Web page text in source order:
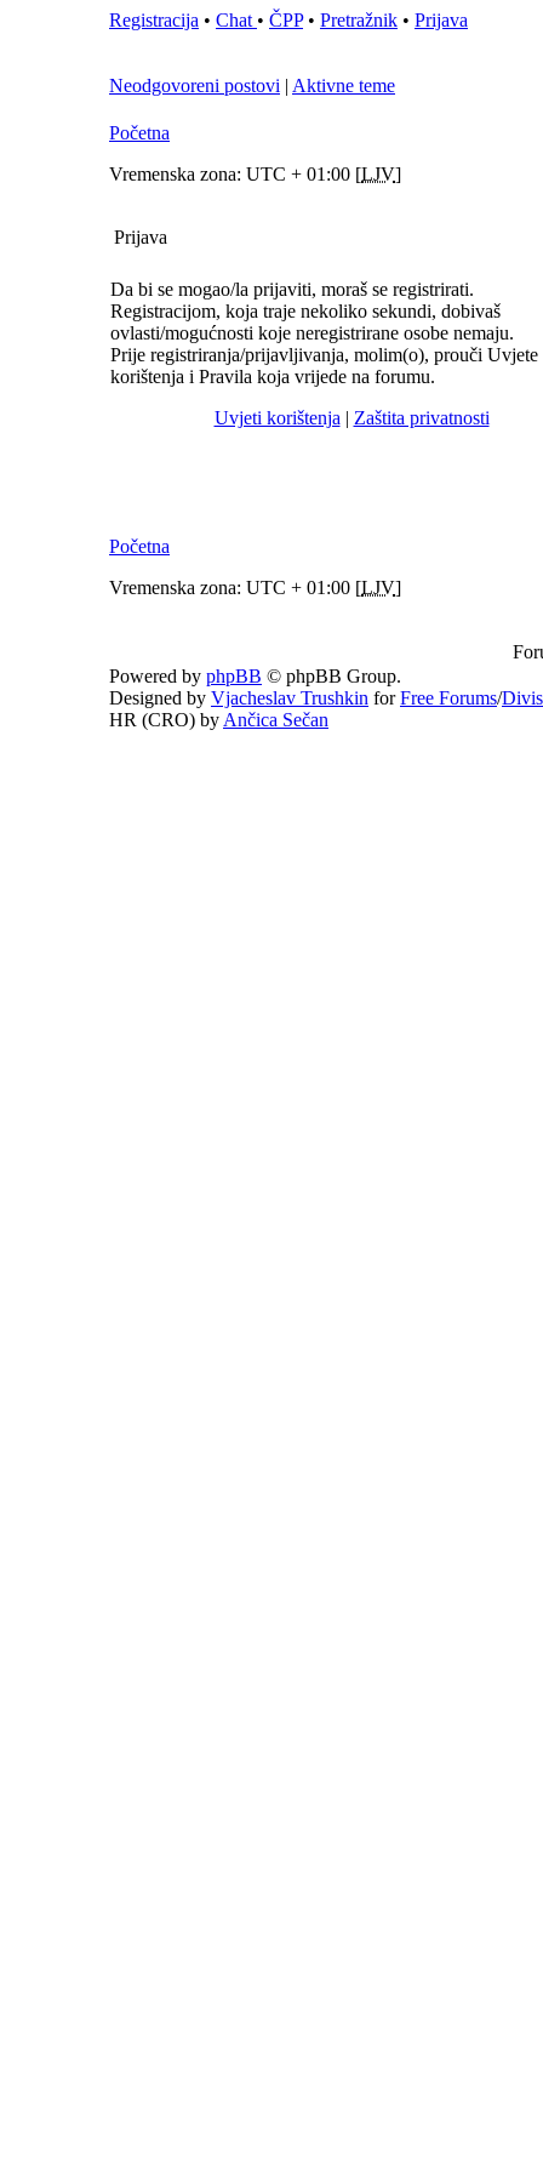
Registracija • Chat • ČPP• Pretražnik • Prijava
Neodgovoreni postovi | Aktivne teme
Početna
Vremenska zona: UTC + 01:00 [LJV]
Prijava
Da bi se mogao/la prijaviti, moraš se registrirati.
Registracijom, koja traje nekoliko sekundi, dobivaš
ovlasti/mogućnosti koje neregistrirane osobe nemaju.
Prije registriranja/prijavljivanja, molim(o), prouči Uvjete
korištenja i Pravila koja vrijede na forumu.
Uvjeti korištenja | Zaštita privatnosti
Početna
Vremenska zona: UTC + 01:00 [LJV]
Powered by phpBB © phpBB Group.
Designed by Vjacheslav Trushkin forFree Forums/
HR (CRO) by Ančica Sečan